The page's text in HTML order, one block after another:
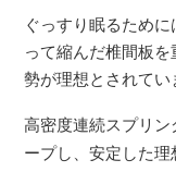
ぐっすり眠るため
って縮んだ椎間板
勢が理想とされてい
高密度連続スプリン
ープし、安定した理